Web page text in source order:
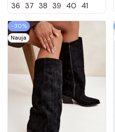
iš dirbtinės
kaulo spalvos...
36 37 38 39 40 41
−30%
Nauja